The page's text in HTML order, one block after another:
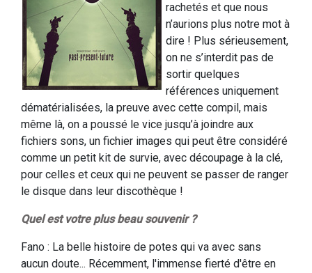
rachetés et que nous
n’aurions plus notre mot à
dire ! Plus sérieusement,
on ne s’interdit pas de
sortir quelques
références uniquement
dématérialisées, la preuve avec cette compil, mais
même là, on a poussé le vice jusqu’à joindre aux
fichiers sons, un fichier images qui peut être considéré
comme un petit kit de survie, avec découpage à la clé,
pour celles et ceux qui ne peuvent se passer de ranger
le disque dans leur discothèque !
Quel est votre plus beau souvenir ?
Fano : La belle histoire de potes qui va avec sans
aucun doute... Récemment, l'immense fierté d'être en